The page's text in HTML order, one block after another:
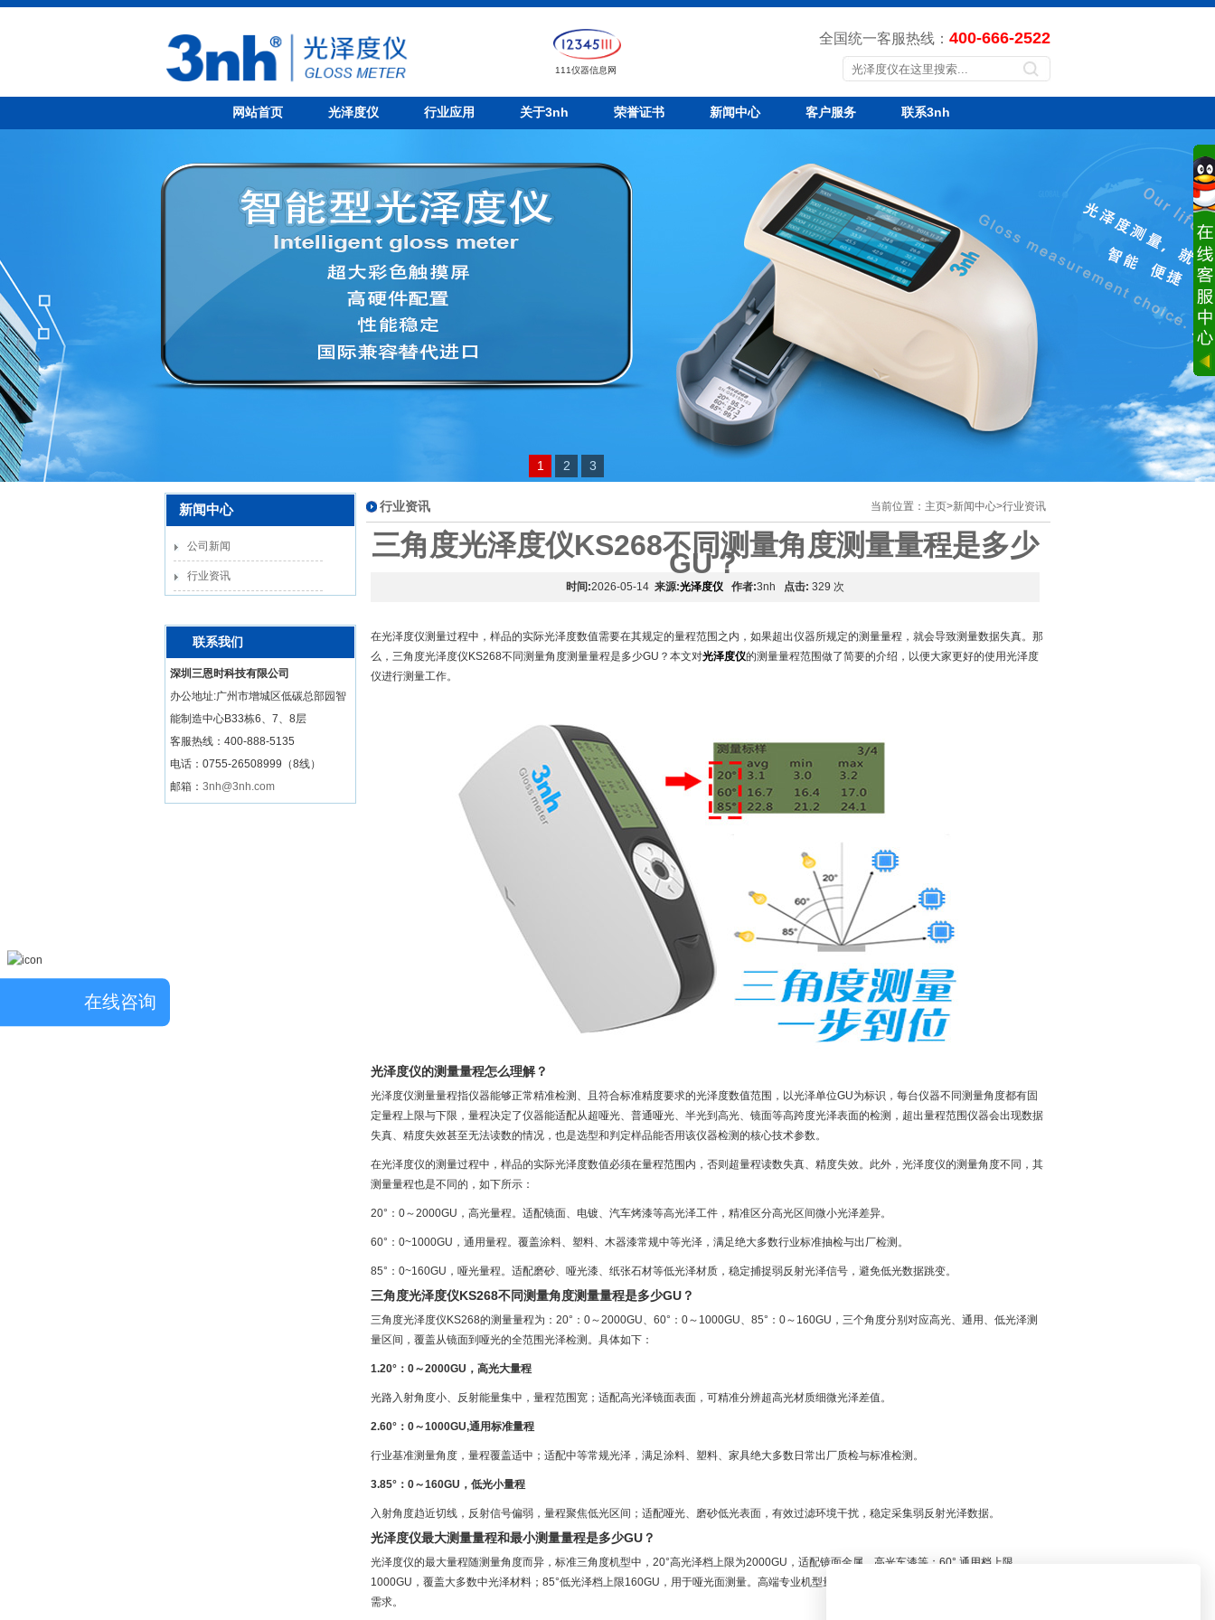
111仪器信息网
全国统一客服热线： 400-666-2522
网站首页 光泽度仪 行业应用 关于3nh 荣誉证书 新闻中心 客户服务 联系3nh
1 2 3
新闻中心
公司新闻
行业资讯
联系我们
深圳三恩时科技有限公司
办公地址:广州市增城区低碳总部园智
能制造中心B33栋6、7、8层
客服热线： 400-888-5135
电话：0755-26508999（8线）
邮箱： 3nh@3nh.com
行业资讯 当前位置： 主页>新闻中心>行业资讯
三角度光泽度仪KS268不同测量角度测量量程是多少
GU？
时间:2026-05-14 来源:光泽度仪 作者:3nh 点击: 329 次
在光泽度仪测量过程中，样品的实际光泽度数值需要在其规定的量程范围之内，如果超出仪器所规定的测量量程，就会导致测量数据失真。那
么，三角度光泽度仪KS268不同测量角度测量量程是多少GU？本文对光泽度仪的测量量程范围做了简要的介绍，以便大家更好的使用光泽度
仪进行测量工作。
光泽度仪的测量量程怎么理解？
光泽度仪测量量程指仪器能够正常精准检测、且符合标准精度要求的光泽度数值范围，以光泽单位GU为标识，每台仪器不同测量角度都有固
定量程上限与下限，量程决定了仪器能适配从超哑光、普通哑光、半光到高光、镜面等高跨度光泽表面的检测，超出量程范围仪器会出现数据
失真、精度失效甚至无法读数的情况，也是选型和判定样品能否用该仪器检测的核心技术参数。
在光泽度仪的测量过程中，样品的实际光泽度数值必须在量程范围内，否则超量程读数失真、精度失效。此外，光泽度仪的测量角度不同，其
测量量程也是不同的，如下所示：
20°：0～2000GU，高光量程。适配镜面、电镀、汽车烤漆等高光泽工件，精准区分高光区间微小光泽差异。
60°：0~1000GU，通用量程。覆盖涂料、塑料、木器漆常规中等光泽，满足绝大多数行业标准抽检与出厂检测。
85°：0~160GU，哑光量程。适配磨砂、哑光漆、纸张石材等低光泽材质，稳定捕捉弱反射光泽信号，避免低光数据跳变。
三角度光泽度仪KS268不同测量角度测量量程是多少GU？
三角度光泽度仪KS268的测量量程为：20°：0～2000GU、60°：0～1000GU、85°：0～160GU，三个角度分别对应高光、通用、低光泽测
量区间，覆盖从镜面到哑光的全范围光泽检测。具体如下：
1.20°：0～2000GU，高光大量程
光路入射角度小、反射能量集中，量程范围宽；适配高光泽镜面表面，可精准分辨超高光材质细微光泽差值。
2.60°：0～1000GU,通用标准量程
行业基准测量角度，量程覆盖适中；适配中等常规光泽，满足涂料、塑料、家具绝大多数日常出厂质检与标准检测。
3.85°：0～160GU，低光小量程
入射角度趋近切线，反射信号偏弱，量程聚焦低光区间；适配哑光、磨砂低光表面，有效过滤环境干扰，稳定采集弱反射光泽数据。
光泽度仪最大测量量程和最小测量量程是多少GU？
光泽度仪的最大量程随测量角度而异，标准三角度机型中，20°高光泽档上限为2000GU，适配镜面金属、高光车漆等；60° 通用档上限
1000GU，覆盖大多数中光泽材料；85°低光泽档上限160GU，用于哑光面测量。高端专业机型量程可扩展至3000 GU，满足特殊高光泽场景
需求。
在线咨询